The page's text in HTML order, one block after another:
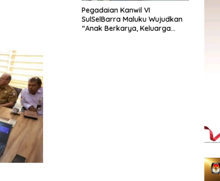
Pegadaian Kanwil VI
SulSelBarra Maluku Wujudkan
“Anak Berkarya, Keluarga